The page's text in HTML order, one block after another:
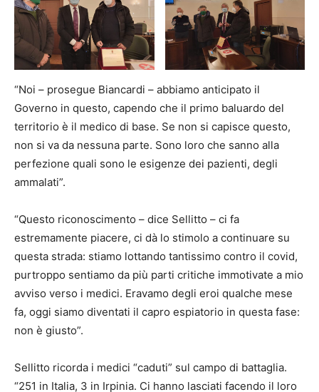
“Noi – prosegue Biancardi – abbiamo anticipato il
Governo in questo, capendo che il primo baluardo del
territorio è il medico di base. Se non si capisce questo,
non si va da nessuna parte. Sono loro che sanno alla
perfezione quali sono le esigenze dei pazienti, degli
ammalati”.
“Questo riconoscimento – dice Sellitto – ci fa
estremamente piacere, ci dà lo stimolo a continuare su
questa strada: stiamo lottando tantissimo contro il covid,
purtroppo sentiamo da più parti critiche immotivate a mio
avviso verso i medici. Eravamo degli eroi qualche mese
fa, oggi siamo diventati il capro espiatorio in questa fase:
non è giusto”.
Sellitto ricorda i medici “caduti” sul campo di battaglia.
“251 in Italia, 3 in Irpinia. Ci hanno lasciati facendo il loro